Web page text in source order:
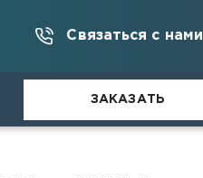
Связаться с нами
ЗАКАЗАТЬ